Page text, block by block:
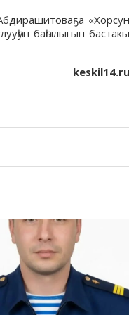
«Хорсун
баһылыгын бастакы
keskil14.ru